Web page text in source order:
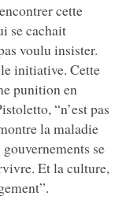
cette
se cachait
voulu insister.
initiative. Cette
punition en
“n’est pas
la maladie
se
Et la culture,